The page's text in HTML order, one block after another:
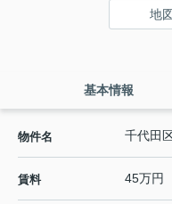
地
基本情報
物件名 千代田
賃料 45万円